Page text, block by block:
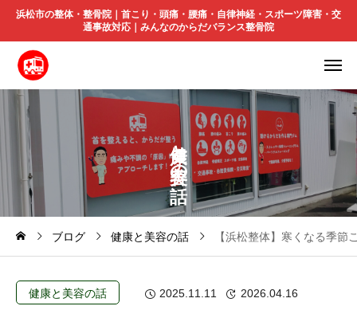
浜松市の整体・整骨院｜首こり・頭痛・腰痛・自律神経・スポーツ障害・交
通事故対応｜みんなのからだバランス整骨院
と
の
ブログ 健康と美容の話 【浜松整体】寒くなる季節
健康と美容の話 2025.11.11 2026.04.16